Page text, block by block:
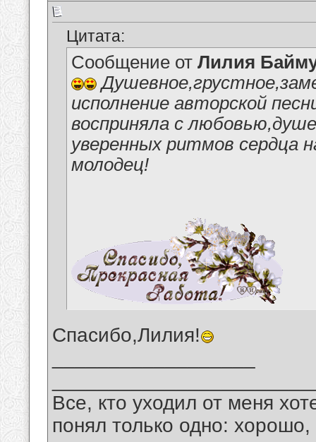
Цитата:
Сообщение от Лилия
исполнение авторской
восприняла с
уверенных ритмов сердца
молодец!
Спасибо,Лилия!
Все, кто уходил от меня
понял только одно: